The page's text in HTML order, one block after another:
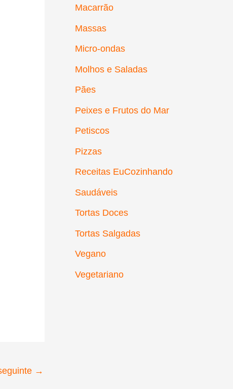
→
Macarrão
Massas
Micro-ondas
Molhos e Saladas
Pães
Peixes e Frutos do Mar
Petiscos
Pizzas
Receitas EuCozinhando
Saudáveis
Tortas Doces
Tortas Salgadas
Vegano
Vegetariano